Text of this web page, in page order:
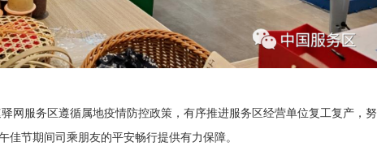
网服务区遵循属地疫情防控政策，有序推进服务区经营单位复工复产，努
佳节期间司乘朋友的平安畅行提供有力保障。